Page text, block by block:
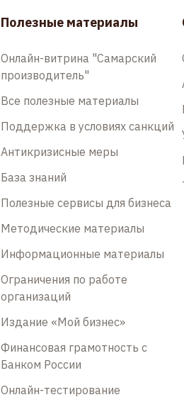
Полезные материалы
Онлайн-витрина "Самарский
производитель"
Все полезные материалы
Поддержка в условиях санкций
Антикризисные меры
База знаний
Полезные сервисы для бизнеса
Методические материалы
Информационные материалы
Ограничения по работе
организаций
Издание «Мой бизнес»
Финансовая грамотность с
Банком России
Онлайн-тестирование